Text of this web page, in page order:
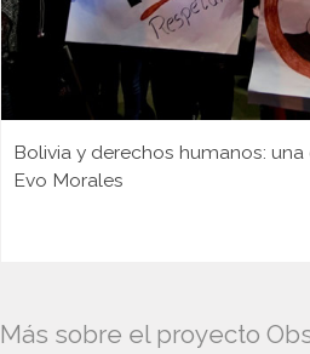
Bolivia y derechos humanos:
Evo Morales
Más sobre el proyecto